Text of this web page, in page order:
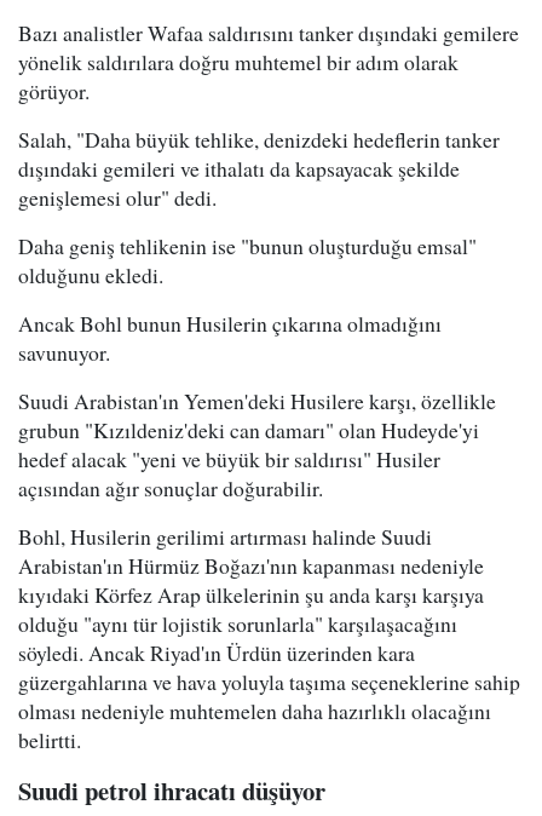
Bazı analistler Wafaa saldırısını tanker dışındaki gemilere
yönelik saldırılara doğru muhtemel bir adım olarak
görüyor.
Salah, "Daha büyük tehlike, denizdeki hedeflerin tanker
dışındaki gemileri ve ithalatı da kapsayacak şekilde
genişlemesi olur" dedi.
Daha geniş tehlikenin ise "bunun oluşturduğu emsal"
olduğunu ekledi.
Ancak Bohl bunun Husilerin çıkarına olmadığını
savunuyor.
Suudi Arabistan'ın Yemen'deki Husilere karşı, özellikle
grubun "Kızıldeniz'deki can damarı" olan Hudeyde'yi
hedef alacak "yeni ve büyük bir saldırısı" Husiler
açısından ağır sonuçlar doğurabilir.
Bohl, Husilerin gerilimi artırması halinde Suudi
Arabistan'ın Hürmüz Boğazı'nın kapanması nedeniyle
kıyıdaki Körfez Arap ülkelerinin şu anda karşı karşıya
olduğu "aynı tür lojistik sorunlarla" karşılaşacağını
söyledi. Ancak Riyad'ın Ürdün üzerinden kara
güzergahlarına ve hava yoluyla taşıma seçeneklerine sahip
olması nedeniyle muhtemelen daha hazırlıklı olacağını
belirtti.
Suudi petrol ihracatı düşüyor